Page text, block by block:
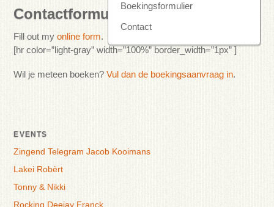
Boekingsformulier
Contact
Contactformulier
Fill out myonline form.
[hr color=”light-gray” width=”100%” border_width=”1px” ]
Wil je meteen boeken?Vul dan de boekingsaanvraag in.
EVENTS
Zingend Telegram Jacob Kooimans
Lakei Robèrt
Tonny & Nikki
Rocking Deejay Franck